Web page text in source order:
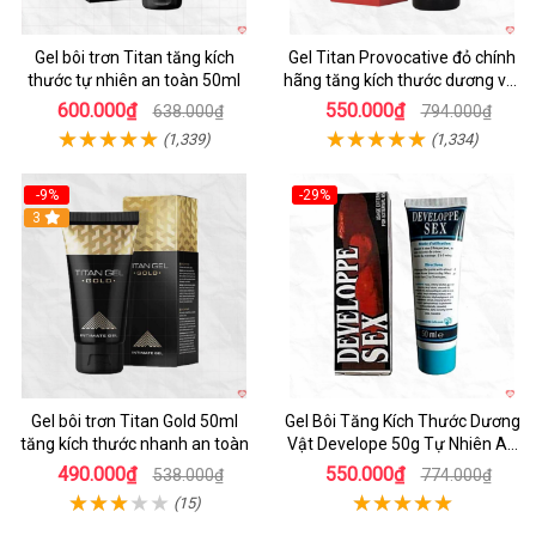
Gel bôi trơn Titan tăng kích
thước tự nhiên an toàn 50ml
600.000₫ 638.000₫
(1,339)
Gel Titan Provocative đỏ chính
hãng tăng kích thước dương vật
Nam
550.000₫ 794.000₫
(1,334)
-9%
Hot
3
Gel bôi trơn Titan Gold 50ml
tăng kích thước nhanh an toàn
490.000₫ 538.000₫
(15)
-29%
Gel Bôi Tăng Kích Thước Dương
Vật Develope 50g Tự Nhiên An
Toàn
550.000₫ 774.000₫